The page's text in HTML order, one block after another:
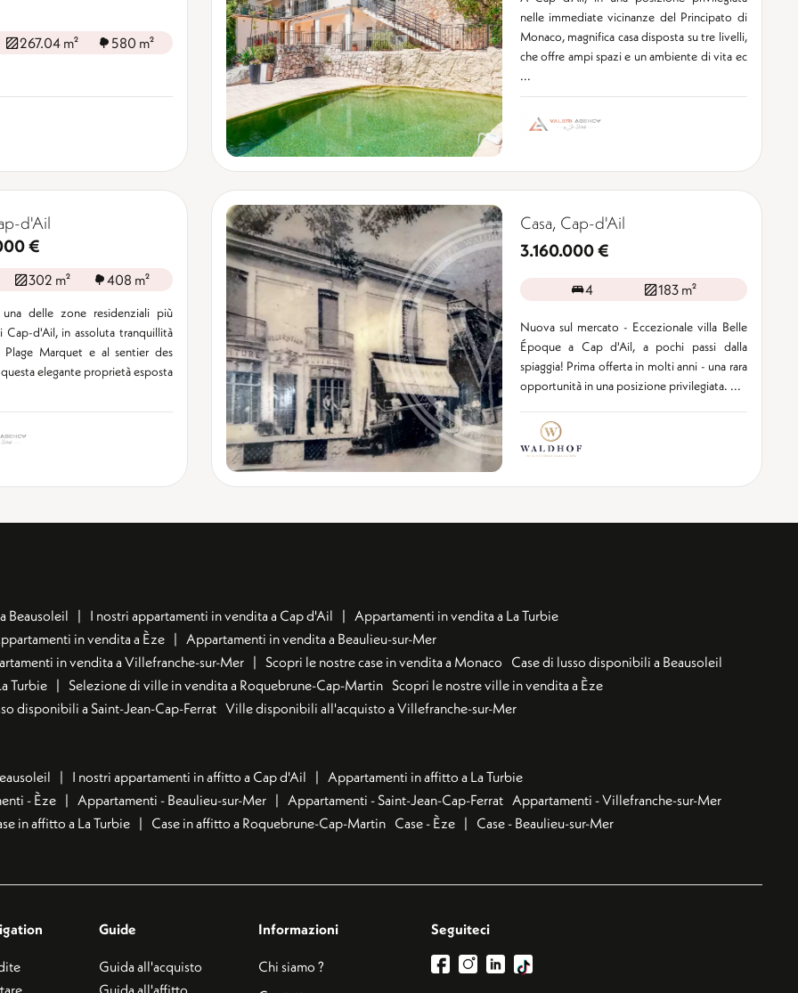
267.04 m² 580 m²
nelle immediate vicinanze del Principato di
Monaco, magnifica casa disposta su tre livelli,
che offre ampi spazi e un ambiente di vita ec
...
d'Ail
€
302 m² 408 m²
delle zone residenziali più
Cap-d'Ail, in assoluta tranquillità
Marquet e al sentier des
elegante proprietà esposta
Casa, Cap-d'Ail
3.160.000 €
4 183 m²
Nuova sul mercato - Eccezionale villa Belle
Époque a Cap d'Ail, a pochi passi dalla
spiaggia! Prima offerta in molti anni - una rara
opportunità in una posizione privilegiata. ...
Beausoleil I nostri appartamenti in vendita a Cap d'Ail
Appartamenti in vendita a La Turbie
in vendita a Èze
Appartamenti in vendita a Beaulieu-sur-Mer
in vendita a Villefranche-sur-Mer
Scopri le nostre case in vendita a Monaco Case di lusso disponibili a Beausoleil
Turbie
Selezione di ville in vendita a Roquebrune-Cap-Martin Scopri le nostre ville in vendita a Èze
disponibili a Saint-Jean-Cap-Ferrat Ville disponibili all'acquisto a Villefranche-sur-Mer
I nostri appartamenti in affitto a Cap d'Ail
Appartamenti in affitto a La Turbie
- Èze
Appartamenti - Beaulieu-sur-Mer Appartamenti - Saint-Jean-Cap-Ferrat Appartamenti - Villefranche-sur-Mer
in affitto a La Turbie
Case in affitto a Roquebrune-Cap-Martin Case - Èze Case - Beaulieu-sur-Mer
Guide
Guida all'acquisto
Guida all'affitto
Informazioni
Chi siamo ?
Seguiteci